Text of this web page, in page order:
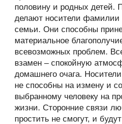
половину и родных детей.
делают носители
семьи. Они способны
материальное
всевозможных проблем.
взамен – спокойную
домашнего очага.
не способны на измену и
выбранному человеку на
жизни. Сторонние связи
простить не смогут, и